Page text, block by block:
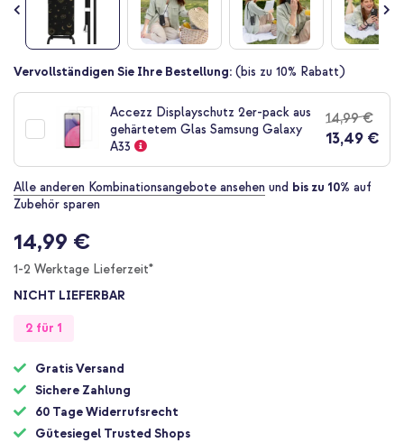
Zum
Bildgalerie
springen
Vervollständigen Sie Ihre Bestellung: (bis zu 10% Rabatt)
Accezz Displayschutz 2er-pack aus
gehärtetem Glas Samsung Galaxy
A33
14,99 €
13,49 €
Alle anderen Kombinationsangebote ansehen und bis zu 10% auf
Zubehör sparen
14,99 €
1-2 Werktage Lieferzeit*
NICHT LIEFERBAR
2 für 1
Gratis Versand
Sichere Zahlung
60 Tage Widerrufsrecht
Gütesiegel Trusted Shops